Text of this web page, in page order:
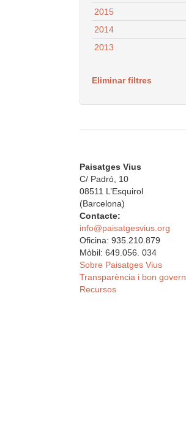
2015
2014
2013
Eliminar filtres
Paisatges Vius
C/ Padró, 10
08511 L’Esquirol
(Barcelona)
Contacte:
info@paisatgesvius.org
Oficina: 935.210.879
Mòbil: 649.056. 034
Sobre Paisatges Vius
Transparència i bon govern
Recursos